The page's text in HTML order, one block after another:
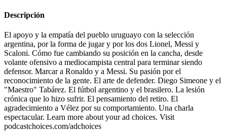
Descripción
El apoyo y la empatía del pueblo uruguayo con la selección
argentina, por la forma de jugar y por los dos Lionel, Messi y
Scaloni. Cómo fue cambiando su posición en la cancha, desde
volante ofensivo a mediocampista central para terminar siendo
defensor. Marcar a Ronaldo y a Messi. Su pasión por el
reconocimiento de la gente. El arte de defender. Diego Simeone y el
"Maestro" Tabárez. El fútbol argentino y el brasilero. La lesión
crónica que lo hizo sufrir. El pensamiento del retiro. El
agradecimiento a Vélez por su comportamiento. Una charla
espectacular. Learn more about your ad choices. Visit
podcastchoices.com/adchoices